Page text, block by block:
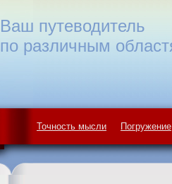
Точность мысли Погружение
Ваш путеводитель
по различным